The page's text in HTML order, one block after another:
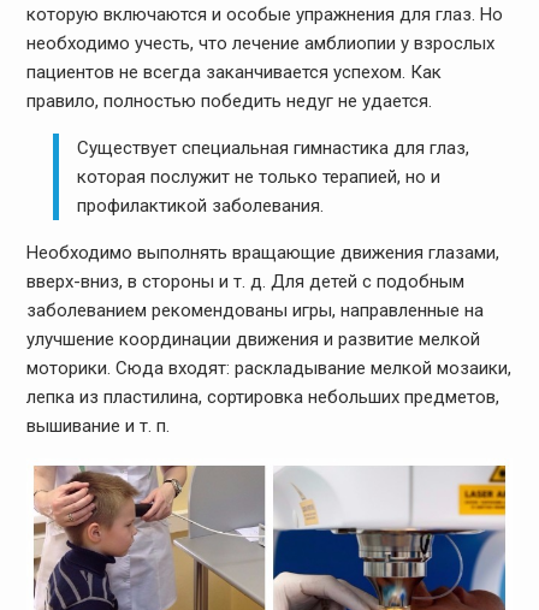
которую включаются и особые упражнения для глаз. Но
необходимо учесть, что лечение амблиопии у взрослых
пациентов не всегда заканчивается успехом. Как
правило, полностью победить недуг не удается.
Существует специальная гимнастика для глаз,
которая послужит не только терапией, но и
профилактикой заболевания.
Необходимо выполнять вращающие движения глазами,
вверх-вниз, в стороны и т. д. Для детей с подобным
заболеванием рекомендованы игры, направленные на
улучшение координации движения и развитие мелкой
моторики. Сюда входят: раскладывание мелкой мозаики,
лепка из пластилина, сортировка небольших предметов,
вышивание и т. п.